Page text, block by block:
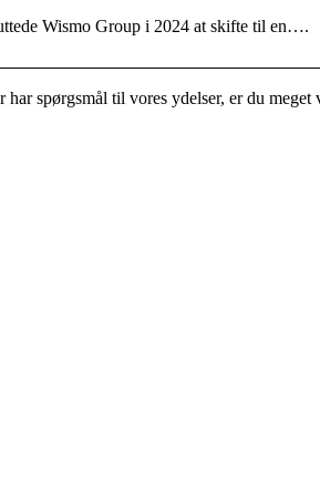
Wismo Group i 2024 at skifte til en….
spørgsmål til vores ydelser, er du meget